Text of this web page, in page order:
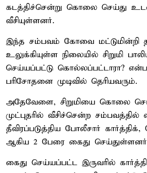
கடத்திச்சென்று கொலை செய்து
வீசியுள்ளனர்.
இந்த சம்பவம் கோவை மட்டுமின்றி
உலுக்கியுள்ள நிலையில் சிறுமி
செய்யப்பட்டு கொல்லப்பட்டாரா?
பரிசோதனை முடிவில் தெரியவரும்.
அதேவேளை, சிறுமியை கொலை
முட்புதரில் வீசிச்சென்ற
தீவிரப்படுத்திய போலீசார்
ஆகிய 2 பேரை கைது
கைது செய்யப்பட்ட இருவரில்